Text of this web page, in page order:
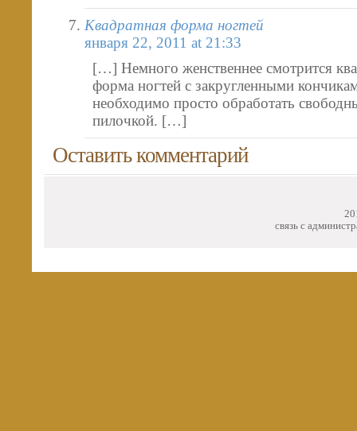
Квадратная форма ногтей
января 22, 2011 at 21:33
[…] Немного женственнее смотрится
форма ногтей с закругленными
необходимо просто обработать
пилочкой. […]
Оставить комментарий
связь с